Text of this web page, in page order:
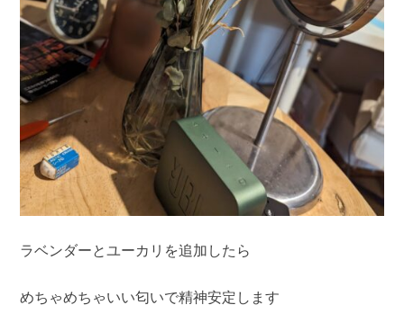
ラベンダーとユーカリを追加したら
めちゃめちゃいい匂いで精神安定します